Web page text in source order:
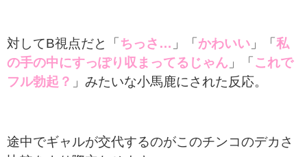
対してB視点だと「 ちっさ… 」「 かわいい 」「 私
の手の中にすっぽり収まってるじゃん 」「 これで
フル勃起？ 」みたいな小馬鹿にされた反応。
途中でギャルが交代するのがこのチンコのデカさ